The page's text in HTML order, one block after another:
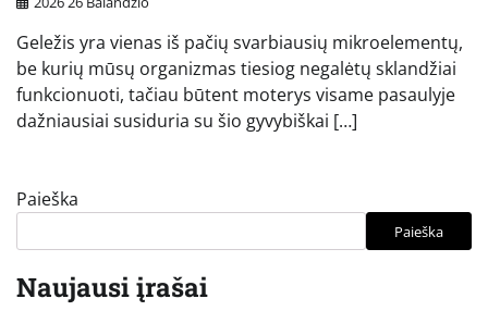
Geležis yra vienas iš pačių svarbiausių mikroelementų,
be kurių mūsų organizmas tiesiog negalėtų sklandžiai
funkcionuoti, tačiau būtent moterys visame pasaulyje
dažniausiai susiduria su šio gyvybiškai […]
Paieška
Paieška
Naujausi įrašai